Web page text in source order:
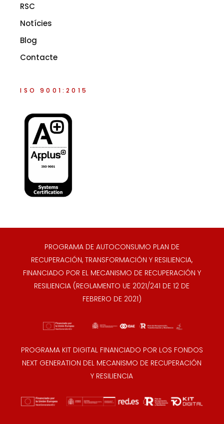
RSC
Notícies
Blog
Contacte
ISO 9001:2015
PROGRAMA DE AUTOCONSUMO PLAN DE
RECUPERACIÓN, TRANSFORMACIÓN Y RESILIENCIA,
FINANCIADO POR EL MECANISMO DE RECUPERACIÓN Y
RESILIENCIA (REGLAMENTO UE 2021/241 DE 12 DE
FEBRERO DE 2021)
PROGRAMA KIT DIGITAL FINANCIADO POR LOS FONDOS
NEXT GENERATION DEL MECANISMO DE RECUPERACIÓN
Y RESILIENCIA